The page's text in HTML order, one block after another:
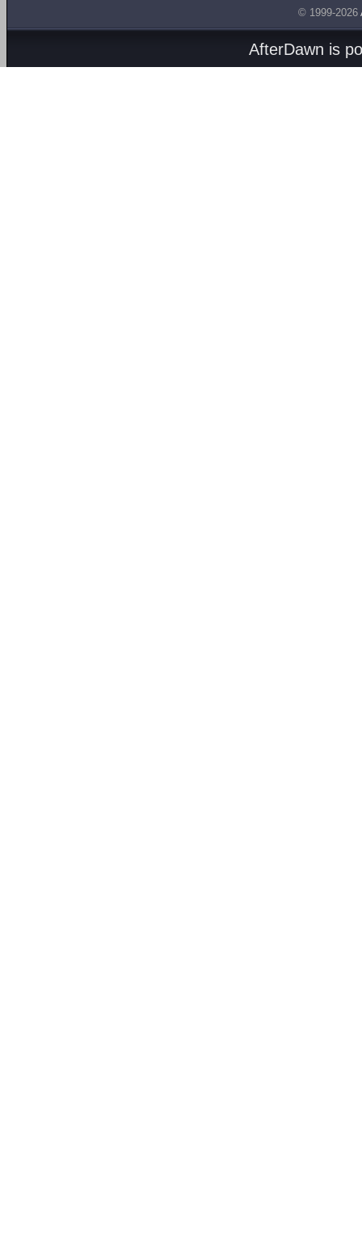
© 1999-2026
AfterDawn is